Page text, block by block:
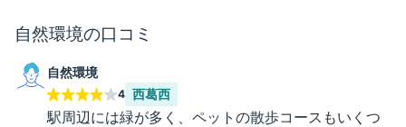
自然環境の口コミ
自然環境
4 西葛西
駅周辺には緑が多く、ペットの散歩コースもいくつ